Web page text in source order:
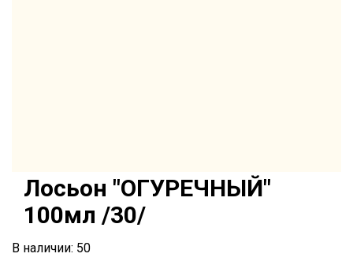
Лосьон "ОГУРЕЧНЫЙ"
100мл /30/
В наличии: 50